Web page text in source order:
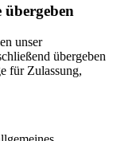
übergeben
unser
übergeben
für Zulassung,